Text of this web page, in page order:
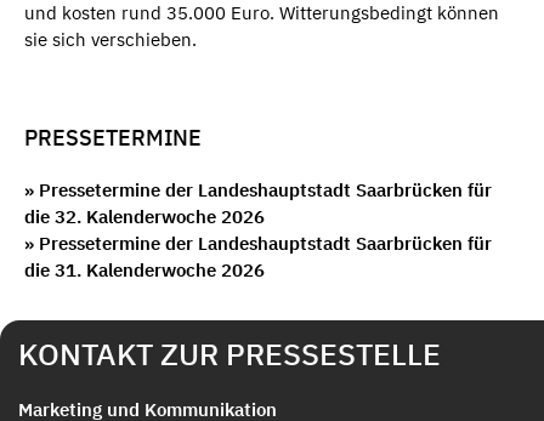
und kosten rund 35.000 Euro. Witterungsbedingt können
sie sich verschieben.
PRESSETERMINE
» Pressetermine der Landeshauptstadt Saarbrücken für
die 32. Kalenderwoche 2026
» Pressetermine der Landeshauptstadt Saarbrücken für
die 31. Kalenderwoche 2026
KONTAKT ZUR PRESSESTELLE
Marketing und Kommunikation